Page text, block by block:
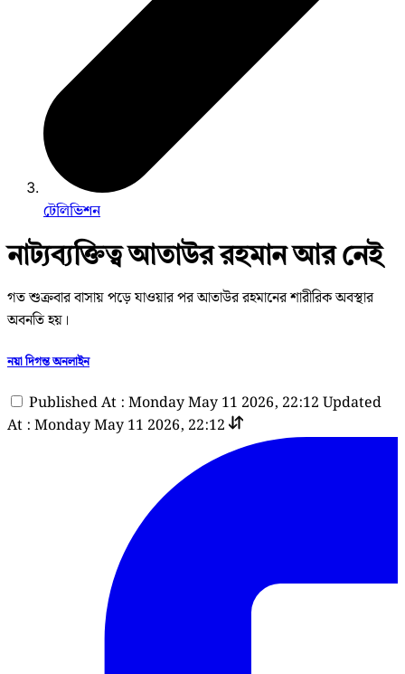
টেলিভিশন
নাট্যব্যক্তিত্ব আতাউর রহমান আর নেই
গত শুক্রবার বাসায় পড়ে যাওয়ার পর আতাউর রহমানের শারীরিক অবস্থার
অবনতি হয়।
নয়া দিগন্ত অনলাইন
Published At : Monday May 11 2026, 22:12 Updated
At : Monday May 11 2026, 22:12